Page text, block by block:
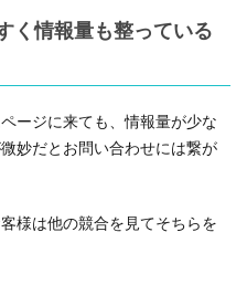
く情報量も整っている
ージに来ても、情報量が少な
妙だとお問い合わせには繋が
様は他の競合を見てそちらを